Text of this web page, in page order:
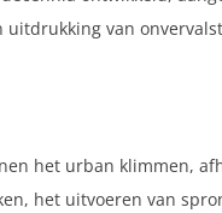
van
het urban klimmen,
het uitvoeren van